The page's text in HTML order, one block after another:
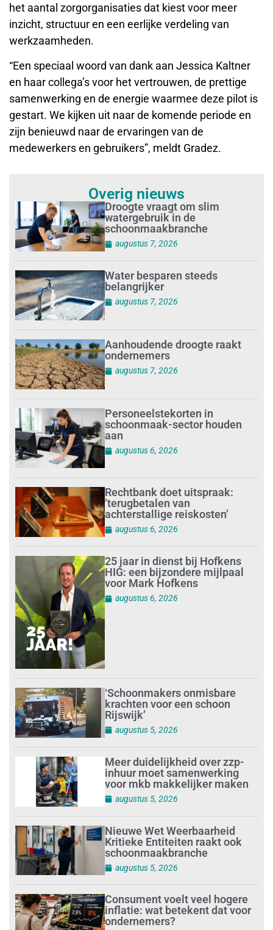
het aantal zorgorganisaties dat kiest voor meer
inzicht, structuur en een eerlijke verdeling van
werkzaamheden.
“Een speciaal woord van dank aan Jessica Kaltner
en haar collega’s voor het vertrouwen, de prettige
samenwerking en de energie waarmee deze pilot is
gestart. We kijken uit naar de komende periode en
zijn benieuwd naar de ervaringen van de
medewerkers en gebruikers”, meldt Gradez.
Overig nieuws
Droogte vraagt om slim
watergebruik in de
schoonmaakbranche
augustus 7, 2026
Water besparen steeds
belangrijker
augustus 7, 2026
Aanhoudende droogte raakt
ondernemers
augustus 7, 2026
Personeelstekorten in
schoonmaak-sector houden
aan
augustus 6, 2026
Rechtbank doet uitspraak:
’terugbetalen van
achterstallige reiskosten’
augustus 6, 2026
25 jaar in dienst bij Hofkens
HIG: een bijzondere mijlpaal
voor Mark Hofkens
augustus 6, 2026
‘Schoonmakers onmisbare
krachten voor een schoon
Rijswijk’
augustus 5, 2026
Meer duidelijkheid over zzp-
inhuur moet samenwerking
voor mkb makkelijker maken
augustus 5, 2026
Nieuwe Wet Weerbaarheid
Kritieke Entiteiten raakt ook
schoonmaakbranche
augustus 5, 2026
Consument voelt veel hogere
inflatie: wat betekent dat voor
ondernemers?